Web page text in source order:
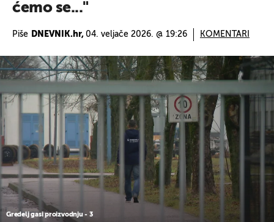
ćemo se..."
Piše DNEVNIK.hr, 04. veljače 2026. @ 19:26 KOMENTARI
Gredelj gasi proizvodnju - 3